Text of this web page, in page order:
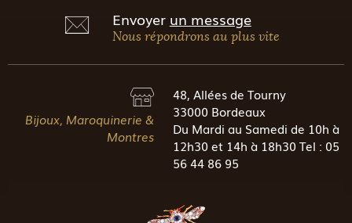
Envoyer un message
Nous répondrons au plus vite
Bijoux, Maroquinerie &
Montres
48, Allées de Tourny
33000 Bordeaux
Du Mardi au Samedi de 10h à
12h30 et 14h à 18h30 Tel : 05
56 44 86 95